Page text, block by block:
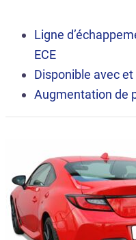
Ligne
ECE
Disponible avec
Augmentation de